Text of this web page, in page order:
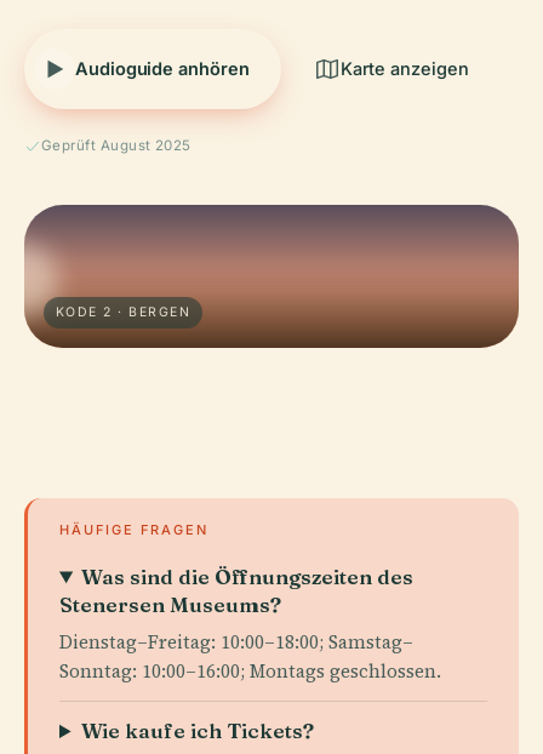
Audioguide anhören Karte anzeigen
Geprüft August 2025
KODE 2 · BERGEN
HÄUFIGE FRAGEN
Was sind die Öffnungszeiten des
Stenersen Museums?
Dienstag–Freitag: 10:00–18:00; Samstag–
Sonntag: 10:00–16:00; Montags geschlossen.
Wie kaufe ich Tickets?